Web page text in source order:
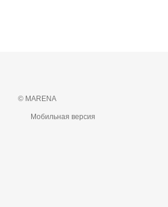
© MARENA
Мобильная версия